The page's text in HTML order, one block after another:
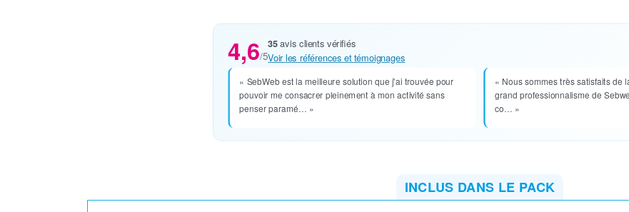
4,6/5
35avis clients vérifiés
Voir les références et témoignages
« SebWeb est la meilleure solution que j'ai trouvée pour
pouvoir me consacrer pleinement à mon activité sans
penser paramé… »
« Nous sommes très satisfaits de
grand professionnalisme de
co… »
INCLUS DANS LE PACK